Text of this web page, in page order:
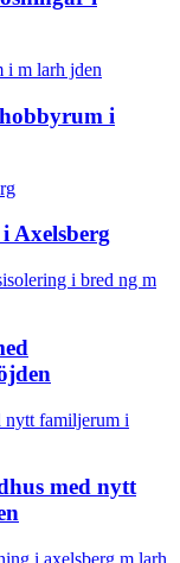
i
Axelsberg
med nytt